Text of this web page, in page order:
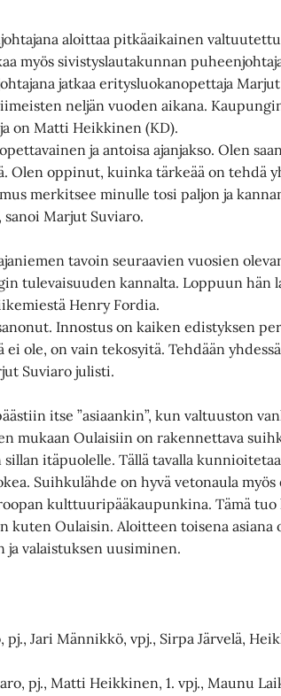
aloittaa pitkäaikainen
myös sivistyslautakunnan
jatkaa eritysluokanopettaja
neljän vuoden aikana.
on Matti Heikkinen (KD).
ja antoisa ajanjakso. Olen
Olen oppinut, kuinka tärkeää on tehdä
merkitsee minulle tosi paljon ja
sanoi Marjut Suviaro.
tavoin seuraavien vuosien
tulevaisuuden kannalta. Loppuun hän
Henry Fordia.
Innostus on kaiken edistyksen
ole, on vain tekosyitä. Tehdään
Suviaro julisti.
itse ”asiaankin”, kun valtuuston
mukaan Oulaisiin on rakennettava
itäpuolelle. Tällä tavalla
Suihkulähde on hyvä vetonaula
kulttuuripääkaupunkina. Tämä
kuten Oulaisin. Aloitteen toisena asiana
ja valaistuksen uusiminen.
Jari Männikkö, vpj., Sirpa Järvelä,
pj., Matti Heikkinen, 1. vpj., Maunu